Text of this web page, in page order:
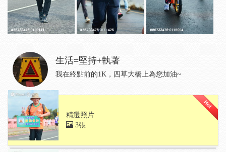
生活=堅持+執著
我在終點前的1K，四草大橋上為您加油~
精選照片
3張